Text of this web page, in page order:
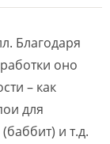
Благодаря
оно
– как
для
и т.д.